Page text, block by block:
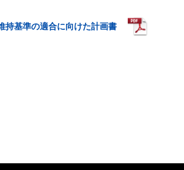
持基準の適合に向けた計画書